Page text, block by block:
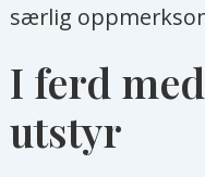
særlig
I ferd
utstyr